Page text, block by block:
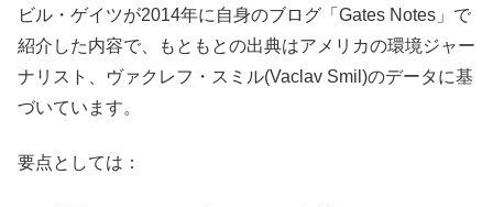
ビル・ゲイツが2014年に自身のブログ「Gates Notes」で
紹介した内容で、もともとの出典はアメリカの環境ジャー
ナリスト、ヴァクレフ・スミル(Vaclav Smil)のデータに基
づいています。
要点としては：